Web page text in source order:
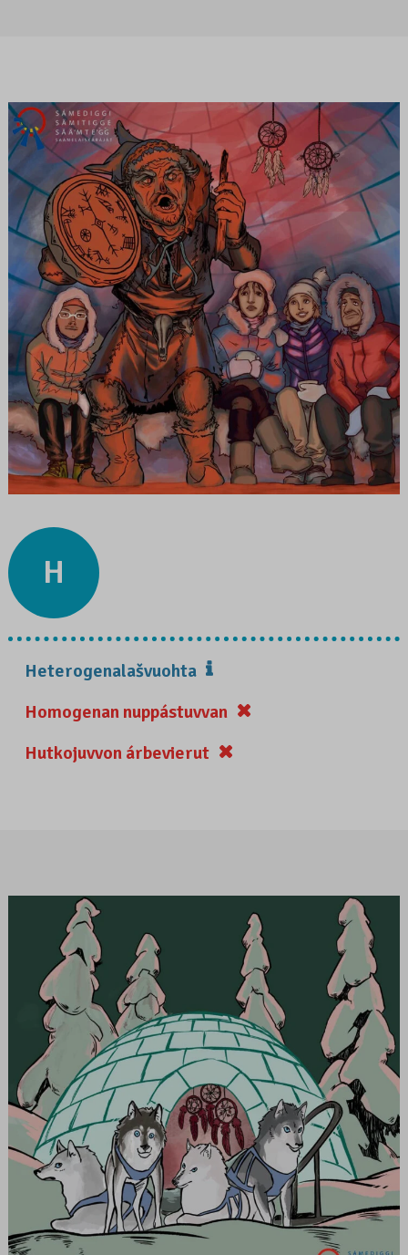
H
Heterogenalašvuohta
Homogenan nuppástuvvan
Hutkojuvvon árbevierut